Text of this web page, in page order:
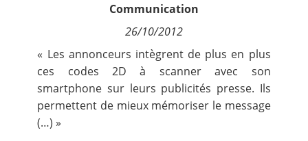
Nous suivre
Communication
26/10/2012
« Les annonceurs intègrent de plus en plus
ces codes 2D à scanner avec son
smartphone sur leurs publicités presse. Ils
permettent de mieux mémoriser le message
(…) »